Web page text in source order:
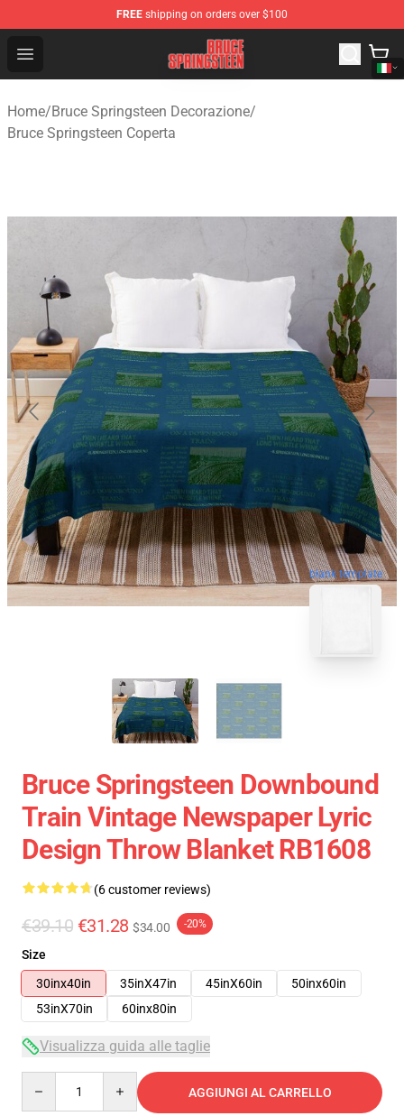
FREE shipping on orders over $100
Open menu
Bruce Springsteen Store - Official Bruce Springsteen
Home/Bruce Springsteen Decorazione/
Bruce Springsteen Coperta
blank template
Bruce Springsteen Downbound
Train Vintage Newspaper Lyric
Design Throw Blanket RB1608
(6 customer reviews)
€39.10 €31.28 $34.00 -20%
Size
30inx40in
35inX47in 45inX60in
50inx60in
53inX70in
60inx80in
Visualizza guida alle taglie
AGGIUNGI AL CARRELLO